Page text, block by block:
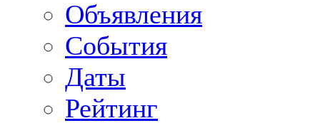
Объявления
События
Даты
Рейтинг